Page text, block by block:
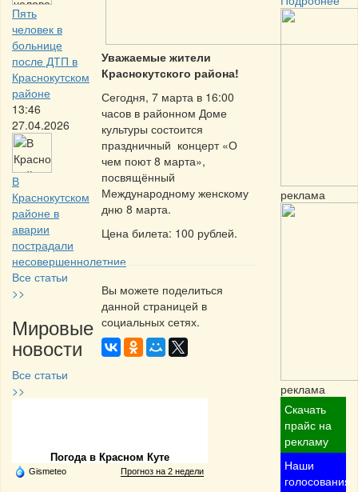
Пять
человек в
больнице
после ДТП в
Краснокутском
районе
13:46
27.04.2026
В
Краснокутском
районе в
аварии
пострадали
несовершеннолетние
Все статьи
>>
Мировые
новости
Все статьи
>>
Погода в Красном Куте
Gismeteo Прогноз на 2 недели
Уважаемые жители
Краснокутского района!
Сегодня, 7 марта в 16:00
часов в районном Доме
культуры состоится
праздничный концерт «О
чем поют 8 марта»,
посвящённый
Международному женскому
дню 8 марта.
Цена билета: 100 рублей.
Вы можете поделиться
данной страницей в
социальных сетях.
реклама
реклама
Скачать
прайс на
рекламу
Наши
голосования